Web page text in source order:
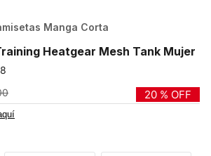
Manga Corta
Heatgear Mesh Tank Mujer
20 % OFF